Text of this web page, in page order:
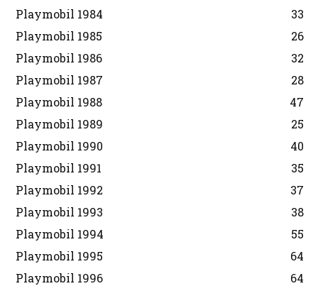
Playmobil 1984
33
Playmobil 1985
26
Playmobil 1986
32
Playmobil 1987
28
Playmobil 1988
47
Playmobil 1989
25
Playmobil 1990
40
Playmobil 1991
35
Playmobil 1992
37
Playmobil 1993
38
Playmobil 1994
55
Playmobil 1995
64
Playmobil 1996
64